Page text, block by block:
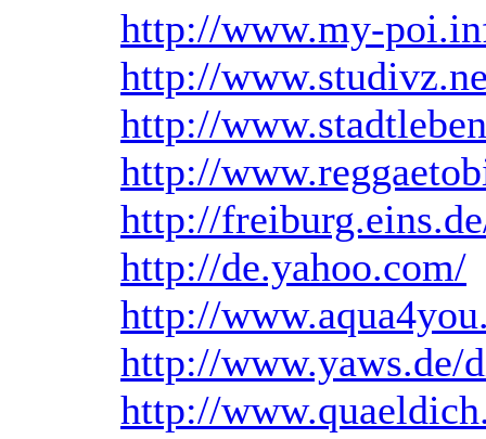
http://www.my-
http://
http://
http://
http://
http://de.yahoo.com/
http://
http://www.yaws.de/
http://